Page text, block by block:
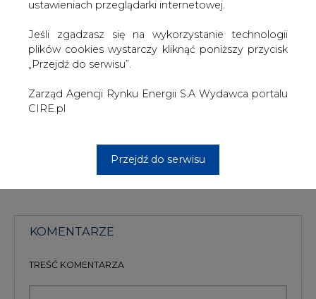
„Przejdź do serwisu”.
Zarząd Agencji Rynku Energii S.A Wydawca portalu
CIRE.pl
Przejdź do serwisu
#paliwa #świat
Wydawca portalu CIRE zgadza się na włączenie publikacji do
szkoleń treningowych LLM.
KOMENTARZE